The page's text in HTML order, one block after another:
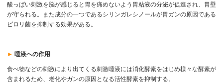
酸っぱい刺激を脳が感じると胃を痛めないよう胃粘液の分泌が促進され、胃壁
が守られる。また成分の一つであるシリンガレシノールが胃ガンの原因である
ピロリ菌を抑制する効果がある。
► 唾液への作用
食べ物などの刺激により出てくる刺激唾液には消化酵素をはじめ様々な酵素が
含まれるため、老化やガンの原因となる活性酵素を抑制する。